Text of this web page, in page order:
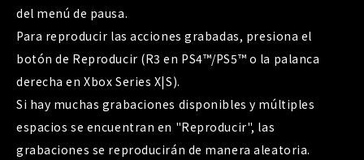
del menú de pausa.
Para reproducir las acciones grabadas, presiona el
botón de Reproducir (R3 en PS4™/PS5™ o la palanca
derecha en Xbox Series X|S).
Si hay muchas grabaciones disponibles y múltiples
espacios se encuentran en "Reproducir", las
grabaciones se reproducirán de manera aleatoria.